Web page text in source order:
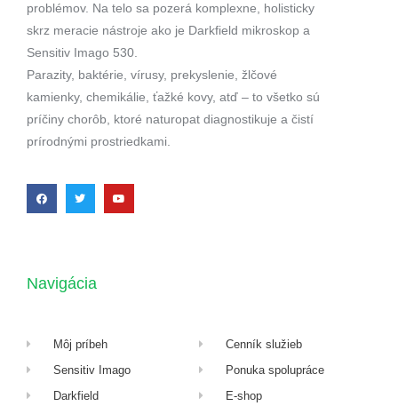
problémov. Na telo sa pozerá komplexne, holisticky
skrz meracie nástroje ako je Darkfield mikroskop a
Sensitiv Imago 530.
Parazity, baktérie, vírusy, prekyslenie, žlčové
kamienky, chemikálie, ťažké kovy, atď – to všetko sú
príčiny chorôb, ktoré naturopat diagnostikuje a čistí
prírodnými prostriedkami.
Navigácia
Môj príbeh
Sensitiv Imago
Darkfield
Cenník služieb
Ponuka spolupráce
E-shop